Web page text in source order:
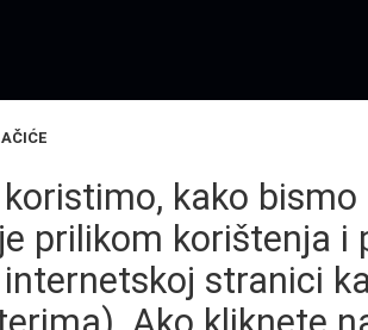
kako
prilikom korištenja
stranici